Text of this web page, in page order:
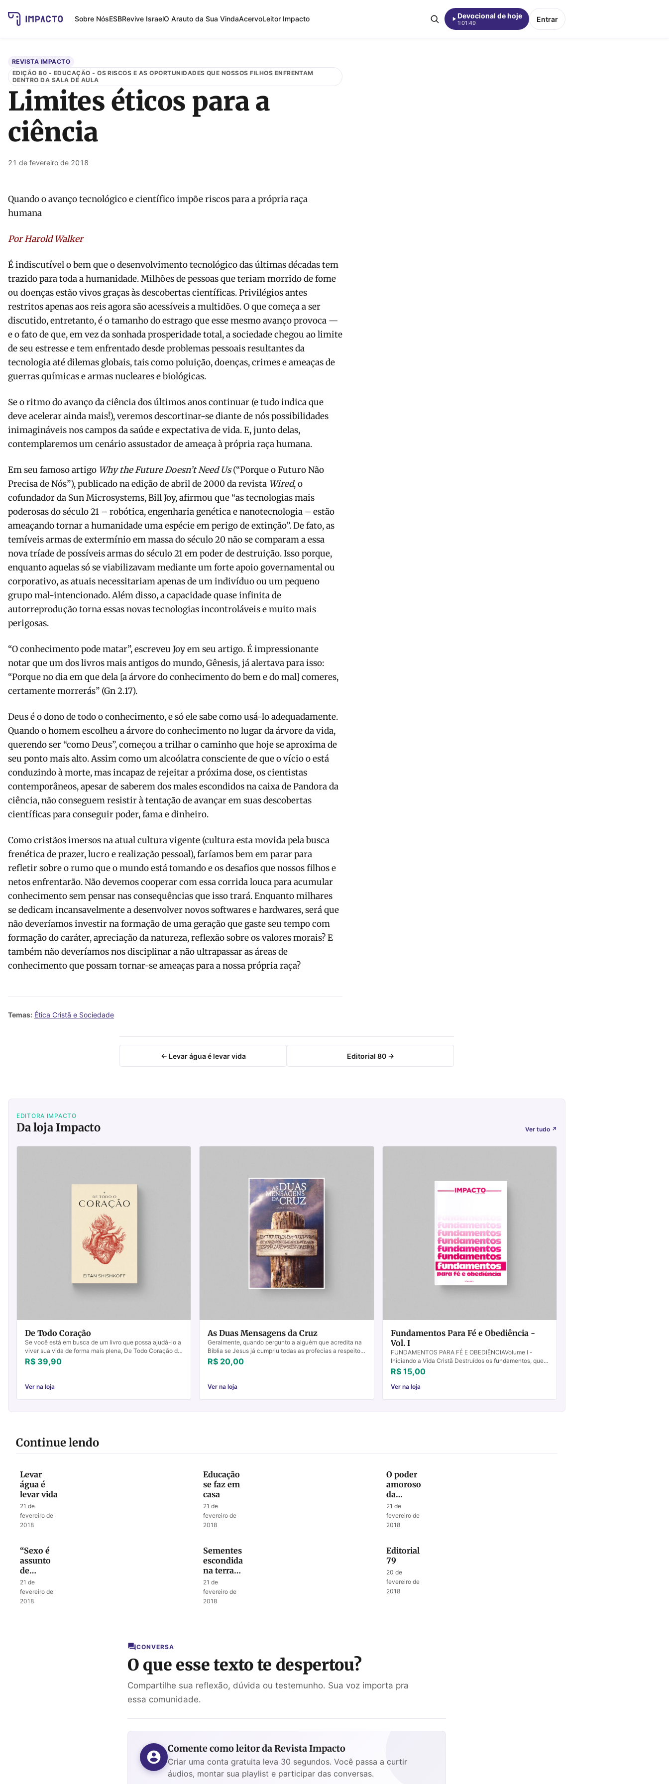
Sobre NósESBRevive IsraelO Arauto da Sua VindaAcervoLeitor Impacto Devocional de hoje
1:01:49 Entrar
REVISTA IMPACTO
EDIÇÃO 80 - EDUCAÇÃO - OS RISCOS E AS OPORTUNIDADES QUE NOSSOS FILHOS ENFRENTAM
DENTRO DA SALA DE AULA
Limites éticos para a
ciência
21 de fevereiro de 2018
Quando o avanço tecnológico e científico impõe riscos para a própria raça
humana
Por Harold Walker
É indiscutível o bem que o desenvolvimento tecnológico das últimas décadas tem
trazido para toda a humanidade. Milhões de pessoas que teriam morrido de fome
ou doenças estão vivos graças às descobertas científicas. Privilégios antes
restritos apenas aos reis agora são acessíveis a multidões. O que começa a ser
discutido, entretanto, é o tamanho do estrago que esse mesmo avanço provoca —
e o fato de que, em vez da sonhada prosperidade total, a sociedade chegou ao limite
de seu estresse e tem enfrentado desde problemas pessoais resultantes da
tecnologia até dilemas globais, tais como poluição, doenças, crimes e ameaças de
guerras químicas e armas nucleares e biológicas.
Se o ritmo do avanço da ciência dos últimos anos continuar (e tudo indica que
deve acelerar ainda mais!), veremos descortinar-se diante de nós possibilidades
inimagináveis nos campos da saúde e expectativa de vida. E, junto delas,
contemplaremos um cenário assustador de ameaça à própria raça humana.
Em seu famoso artigo Why the Future Doesn’t Need Us(“Porque o Futuro Não
Precisa de Nós”), publicado na edição de abril de 2000 da revista Wired, o
cofundador da Sun Microsystems, Bill Joy, afirmou que “as tecnologias mais
poderosas do século 21 – robótica, engenharia genética e nanotecnologia – estão
ameaçando tornar a humanidade uma espécie em perigo de extinção”. De fato, as
temíveis armas de extermínio em massa do século 20 não se comparam a essa
nova tríade de possíveis armas do século 21 em poder de destruição. Isso porque,
enquanto aquelas só se viabilizavam mediante um forte apoio governamental ou
corporativo, as atuais necessitariam apenas de um indivíduo ou um pequeno
grupo mal-intencionado. Além disso, a capacidade quase infinita de
autorreprodução torna essas novas tecnologias incontroláveis e muito mais
perigosas.
“O conhecimento pode matar”, escreveu Joy em seu artigo. É impressionante
notar que um dos livros mais antigos do mundo, Gênesis, já alertava para isso:
“Porque no dia em que dela [a árvore do conhecimento do bem e do mal] comeres,
certamente morrerás” (Gn 2.17).
Deus é o dono de todo o conhecimento, e só ele sabe como usá-lo adequadamente.
Quando o homem escolheu a árvore do conhecimento no lugar da árvore da vida,
querendo ser “como Deus”, começou a trilhar o caminho que hoje se aproxima de
seu ponto mais alto. Assim como um alcoólatra consciente de que o vício o está
conduzindo à morte, mas incapaz de rejeitar a próxima dose, os cientistas
contemporâneos, apesar de saberem dos males escondidos na caixa de Pandora da
ciência, não conseguem resistir à tentação de avançar em suas descobertas
científicas para conseguir poder, fama e dinheiro.
Como cristãos imersos na atual cultura vigente (cultura esta movida pela busca
frenética de prazer, lucro e realização pessoal), faríamos bem em parar para
refletir sobre o rumo que o mundo está tomando e os desafios que nossos filhos e
netos enfrentarão. Não devemos cooperar com essa corrida louca para acumular
conhecimento sem pensar nas consequências que isso trará. Enquanto milhares
se dedicam incansavelmente a desenvolver novos softwares e hardwares, será que
não deveríamos investir na formação de uma geração que gaste seu tempo com
formação do caráter, apreciação da natureza, reflexão sobre os valores morais? E
também não deveríamos nos disciplinar a não ultrapassar as áreas de
conhecimento que possam tornar-se ameaças para a nossa própria raça?
Temas: Ética Cristã e Sociedade
← Levar água é levar vida Editorial 80 →
EDITORA IMPACTO
Da loja Impacto Ver tudo ↗
De Todo Coração
Se você está em busca de um livro que possa ajudá-lo a
viver sua vida de forma mais plena, De Todo Coração de
Eitan Shishkoff é a escolha certa. Este livro é...
R$ 39,90
Ver na loja
As Duas Mensagens da Cruz
Geralmente, quando pergunto a alguém que acredita na
Bíblia se Jesus já cumpriu todas as profecias a respeito
dele nas Escrituras,a pessoa responde que sim. ...
R$ 20,00
Ver na loja
Fundamentos Para Fé e Obediência -
Vol. I
FUNDAMENTOS PARA FÉ E OBEDIÊNCIAVolume I -
Iniciando a Vida Cristã Destruídos os fundamentos, que
poderá fazer o justo? Salmos 11.3 Temos o prazer de
apresen...
R$ 15,00
Ver na loja
Continue lendo
Levar
água é
levar vida
21 de
fevereiro de
2018
Educação
se faz em
casa
21 de
fevereiro de
2018
O poder
amoroso
da
palavra
“não”
21 de
fevereiro de
2018
“Sexo é
assunto
de
família,
não de
escola”
21 de
fevereiro de
2018
Sementes
escondidas
na terra
de
ninguém
21 de
fevereiro de
2018
Editorial
79
20 de
fevereiro de
2018
CONVERSA
O que esse texto te despertou?
Compartilhe sua reflexão, dúvida ou testemunho. Sua voz importa pra
essa comunidade.
Comente como leitor da Revista Impacto
Criar uma conta gratuita leva 30 segundos. Você passa a curtir
áudios, montar sua playlist e participar das conversas.